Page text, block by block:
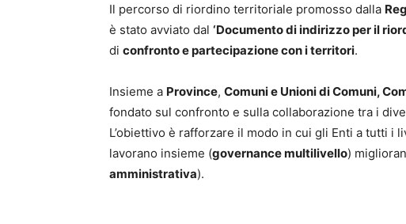
Il percorso di riordino territoriale promosso dalla
è stato avviato dal ‘Documento di indirizzo per il
di confronto e partecipazione con i territori.
Insieme a Province, Comuni e Unioni di Comuni,
fondato sul confronto e sulla collaborazione tra i
L’obiettivo è rafforzare il modo in cui gli Enti a tutti i
lavorano insieme (governance multilivello)
amministrativa).